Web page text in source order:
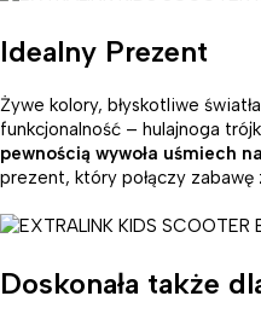
Idealny Prezent
Żywe kolory, błyskotliwe
funkcjonalność – hulajnoga
pewnością wywoła uśmiech
prezent, który połączy
Doskonała także